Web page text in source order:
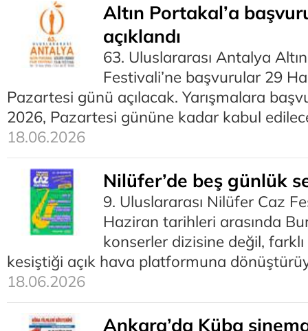
Altın Portakal’a
açıklandı
63. Uluslararası Antalya
Festivali’ne başvurular 29
Pazartesi günü açılacak. Yarışmalara
2026, Pazartesi gününe kadar kabul
18.06.2026
Nilüfer’de beş günlük
9. Uluslararası Nilüfer Caz
Haziran tarihleri arasında
konserler dizisine değil,
kesiştiği açık hava platformuna
18.06.2026
Ankara’da Küba